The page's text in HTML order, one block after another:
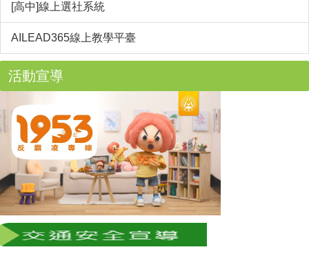
[高中]線上選社系統
AILEAD365線上教學平臺
活動宣導